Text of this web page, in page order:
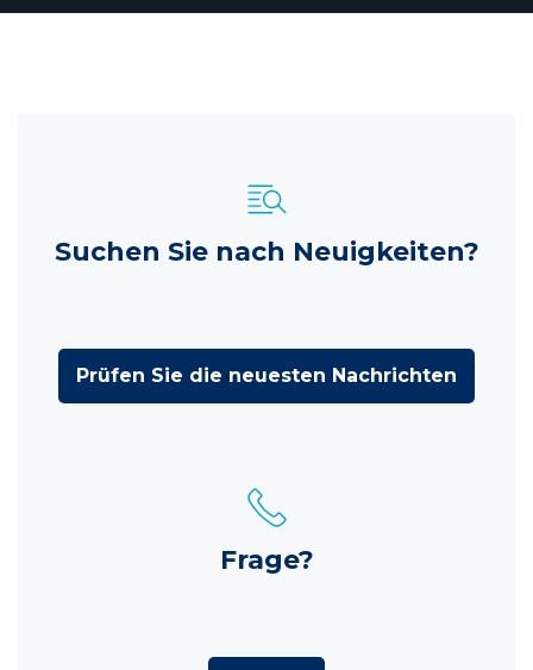
Suchen Sie nach Neuigkeiten?
Prüfen Sie die neuesten Nachrichten
Frage?